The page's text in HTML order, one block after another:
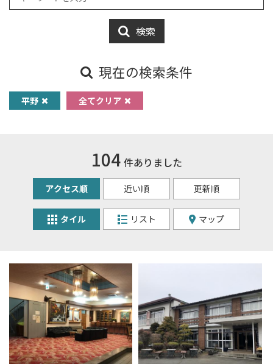
検索
現在の検索条件
平野 全てクリア
104 件ありました
アクセス順 近い順 更新順
タイル リスト マップ